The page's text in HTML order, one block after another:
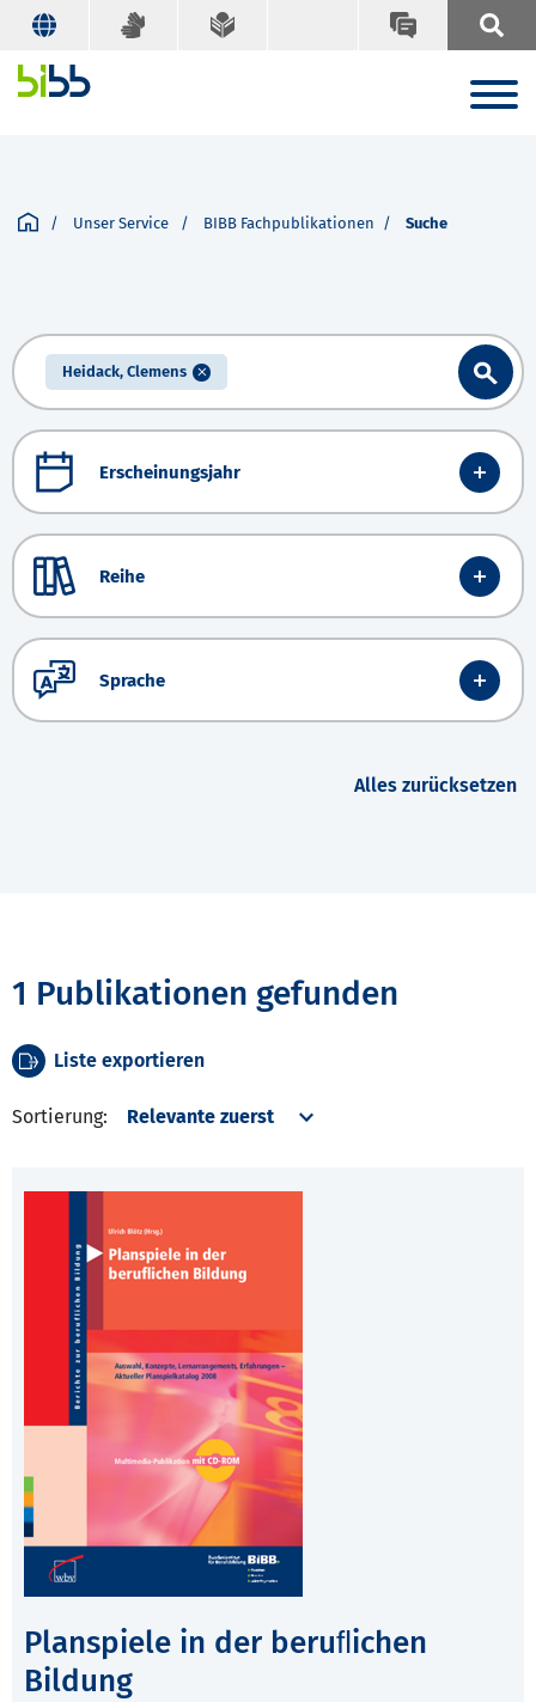
Unser Service BIBB Fachpublikationen Suche
Heidack, Clemens
Erscheinungsjahr
Reihe
Sprache
Alles zurücksetzen
1 Publikationen gefunden
Liste exportieren
Sortierung:
Planspiele in der beruﬂichen
Bildung